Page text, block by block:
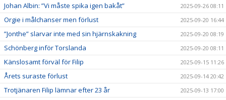
Johan Albin: ”Vi måste spika igen bakåt” 2025-09-26 08:11
Orgie i målchanser men förlust 2025-09-20 16:44
”Jonthe” slarvar inte med sin hjärnskakning 2025-09-20 08:19
Schönberg inför Torslanda 2025-09-20 08:11
Känslosamt förväl för Filip 2025-09-15 11:26
Årets suraste förlust 2025-09-14 20:42
Trotjänaren Filip lämnar efter 23 år 2025-09-13 17:00